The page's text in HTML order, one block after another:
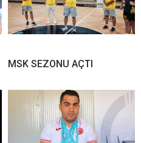
MSK SEZONU AÇTI